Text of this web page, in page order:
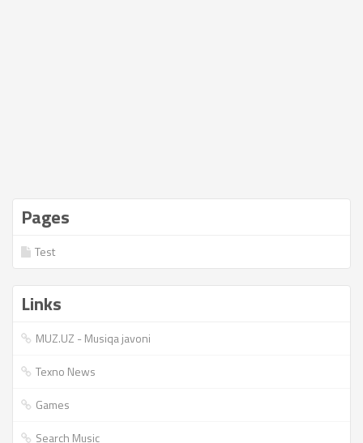
Pages
Test
Links
MUZ.UZ - Musiqa javoni
Texno News
Games
Search Music